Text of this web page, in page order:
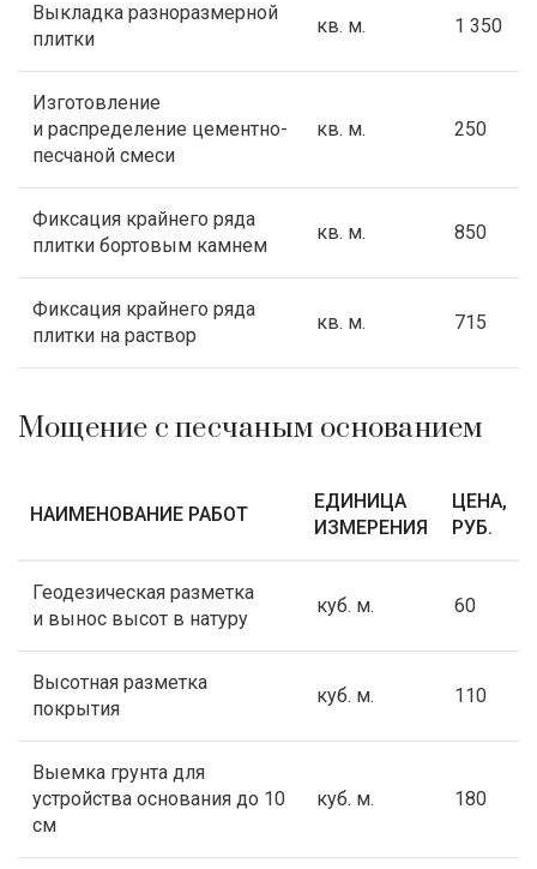
Выкладка разноразмерной
плитки
кв. м. 1 350
Изготовление
и распределение цементно-
песчаной смеси
кв. м. 250
Фиксация крайнего ряда
плитки бортовым камнем
кв. м. 850
Фиксация крайнего ряда
плитки на раствор
кв. м. 715
Мощение с песчаным основанием
НАИМЕНОВАНИЕ РАБОТ
ЕДИНИЦА
ИЗМЕРЕНИЯ
ЦЕНА,
РУБ.
Геодезическая разметка
и вынос высот в натуру
куб. м. 60
Высотная разметка
покрытия
куб. м. 110
Выемка грунта для
устройства основания до 10
см
куб. м. 180